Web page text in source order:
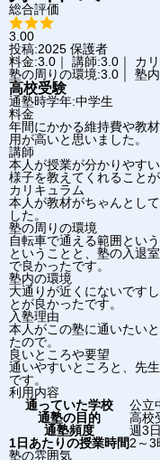
総合評価
3.00
投稿:2025 保護者
料金:3.0｜ 講師:3.0｜ カ
塾の周りの環境:3.0｜ 塾
高校受験
通塾時学年:中学生
料金
年間にかかる維持費や教
用が高いと思いました。
講師
本人が授業が分かりやす
様子を教えてくれること
カリキュラム
本人が教材がちゃんとし
した。
塾の周りの環境
自転車で通える範囲とい
ということと、塾の入退
で良かったです。
塾内の環境
大通りが近くにないです
とが良かったです。
入塾理由
本人がこの塾に通いたい
たので。
良いところや要望
通いやすいところと、先
です。
利用内容
通っていた学校
公立
通塾の目的
高校
通塾頻度
週3日
1日あたりの授業時間2～3
塾の雰囲気